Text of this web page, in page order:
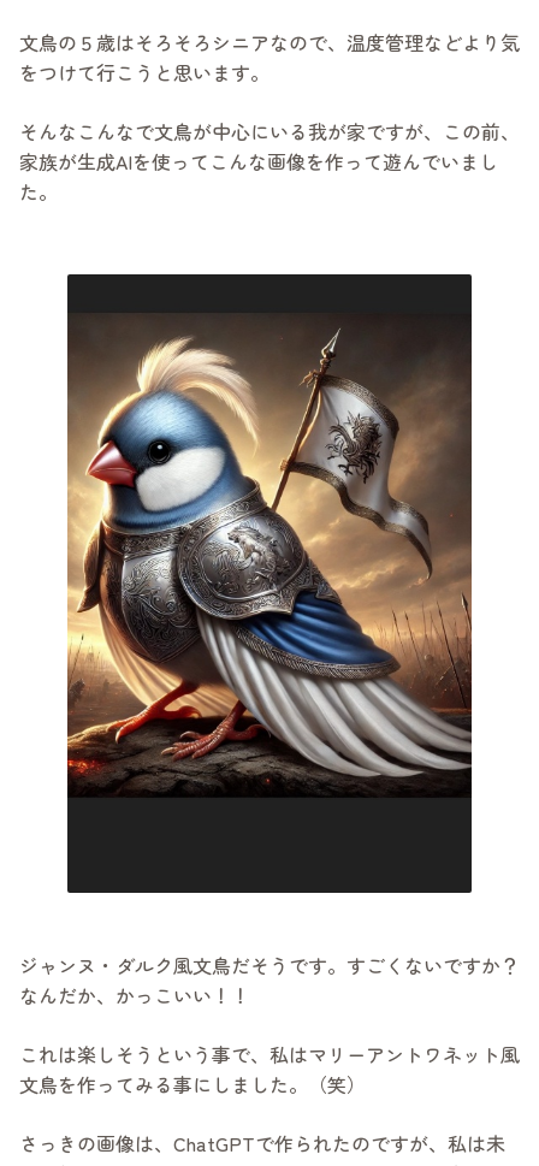
文鳥の５歳はそろそろシニアなので、温度管理などより気
をつけて行こうと思います。
そんなこんなで文鳥が中心にいる我が家ですが、この前、
家族が生成AIを使ってこんな画像を作って遊んでいまし
た。
ジャンヌ・ダルク風文鳥だそうです。すごくないですか？
なんだか、かっこいい！！
これは楽しそうという事で、私はマリーアントワネット風
文鳥を作ってみる事にしました。（笑）
さっきの画像は、ChatGPTで作られたのですが、私は未